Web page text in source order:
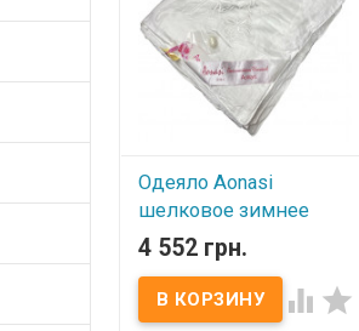
впитывает влагу,
не вызывает аллергию,не
электризуется.
Одеяло Aonasi
шелковое зимнее
(вес 2000 г) 160х220
В наличии
4 552 грн.
 